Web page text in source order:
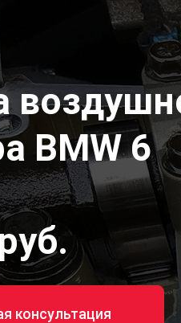
BMW 6
консультация